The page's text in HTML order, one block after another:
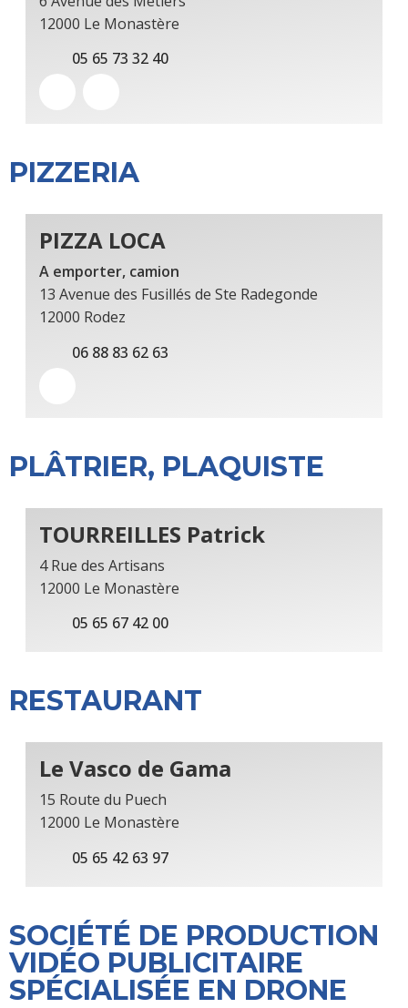
12000 Le Monastère
05 65 73 32 40
PIZZERIA
PIZZA LOCA
A emporter, camion
13 Avenue des Fusillés de Ste Radegonde
12000 Rodez
06 88 83 62 63
PLÂTRIER, PLAQUISTE
TOURREILLES Patrick
4 Rue des Artisans
12000 Le Monastère
05 65 67 42 00
RESTAURANT
Le Vasco de Gama
15 Route du Puech
12000 Le Monastère
05 65 42 63 97
SOCIÉTÉ DE PRODUCTION
VIDÉO PUBLICITAIRE
SPÉCIALISÉE EN DRONE